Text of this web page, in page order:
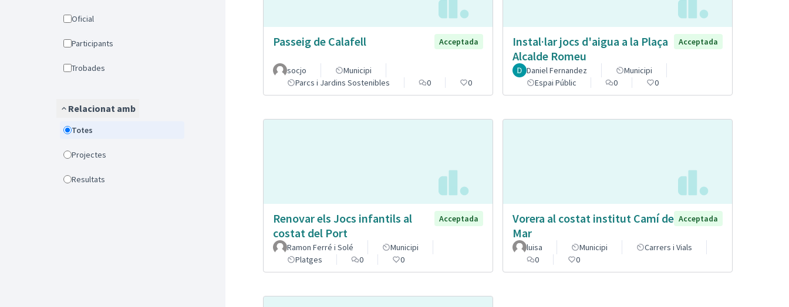
Oficial
Participants
Trobades
Relacionat amb
Totes
Projectes
Resultats
Passeig de Calafell Acceptada
socjo
Municipi
Parcs i Jardins Sostenibles
0 0
Instal·lar jocs d'aigua a la Plaça
Alcalde Romeu
Acceptada
Daniel Fernandez
Municipi
Espai Públic
0 0
Renovar els Jocs infantils al
costat del Port
Acceptada
Ramon Ferré i Solé
Municipi
Platges
0 0
Vorera al costat institut Camí de
Mar
Acceptada
luisa Municipi
Carrers i Vials
0
0